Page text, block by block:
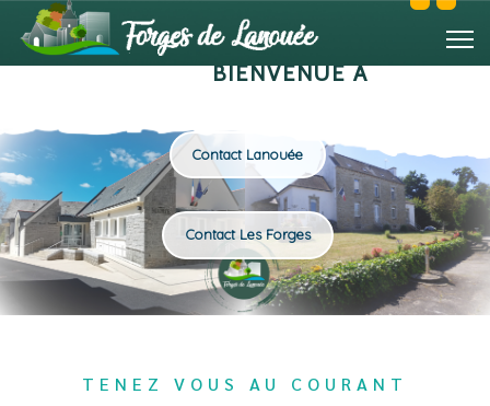
Contact Lanouée
Contact Les Forges
BIENVENUE À
TENEZ VOUS AU COURANT